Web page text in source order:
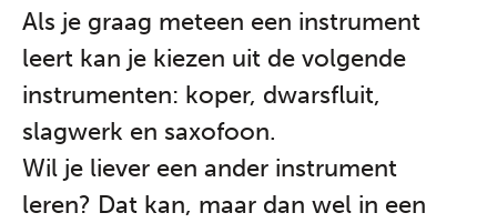
Als je graag meteen een instrument
leert kan je kiezen uit de volgende
instrumenten: koper, dwarsfluit,
slagwerk en saxofoon.
Wil je liever een ander instrument
leren? Dat kan, maar dan wel in een